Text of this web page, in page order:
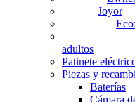
Joyor
adultos
Patinete
Piezas y
Baterías
Cámara